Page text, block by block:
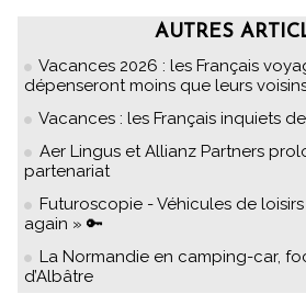
AUTRES
Vacances 2026 : les Français
dépenseront moins que leurs
Vacances : les Français inquiets
Aer Lingus et Allianz Partners
partenariat
Futuroscopie - Véhicules de
again » 🔑
La Normandie en camping-car,
d’Albâtre